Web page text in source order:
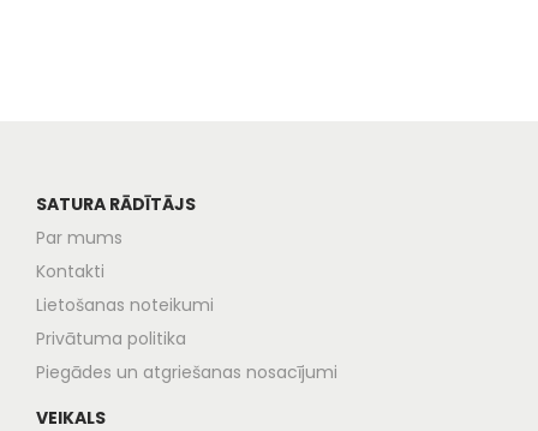
SATURA RĀDĪTĀJS
Par mums
Kontakti
Lietošanas noteikumi
Privātuma politika
Piegādes un atgriešanas nosacījumi
VEIKALS